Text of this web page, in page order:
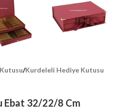
/Kurdeleli Hediye Kutusu
Ebat 32/22/8 Cm